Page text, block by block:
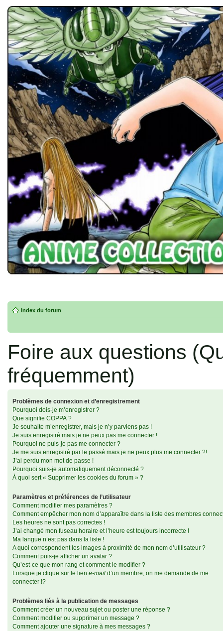
Index du forum
Foire aux questions
fréquemment)
Problèmes de connexion et d’enregistrement
Pourquoi dois-je m’enregistrer ?
Que signifie COPPA ?
Je souhaite m’enregistrer, mais je n’y parviens pas !
Je suis enregistré mais je ne peux pas me connecter !
Pourquoi ne puis-je pas me connecter ?
Je me suis enregistré par le passé mais je ne peux plus me connecter ?!
J’ai perdu mon mot de passe !
Pourquoi suis-je automatiquement déconnecté ?
À quoi sert « Supprimer les cookies du forum » ?
Paramètres et préférences de l’utilisateur
Comment modifier mes paramètres ?
Comment empêcher mon nom d’apparaître dans la liste des membres
Les heures ne sont pas correctes !
J’ai changé mon fuseau horaire et l’heure est toujours incorrecte !
Ma langue n’est pas dans la liste !
A quoi correspondent les images à proximité de mon nom d’utilisateur ?
Comment puis-je afficher un avatar ?
Qu’est-ce que mon rang et comment le modifier ?
Lorsque je clique sur le lien e-mail d’un membre, on me demande de me
connecter !?
Problèmes liés à la publication de messages
Comment créer un nouveau sujet ou poster une réponse ?
Comment modifier ou supprimer un message ?
Comment ajouter une signature à mes messages ?